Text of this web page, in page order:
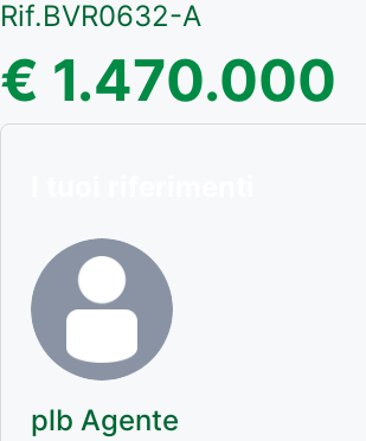
Rif.BVR0632-A
€ 1.470.000
plb Agente